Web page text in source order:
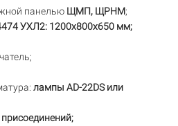
панелью ЩМП, ЩРНМ;
УХЛ2: 1200х800х650 мм;
лампы AD-22DS или
присоединений;